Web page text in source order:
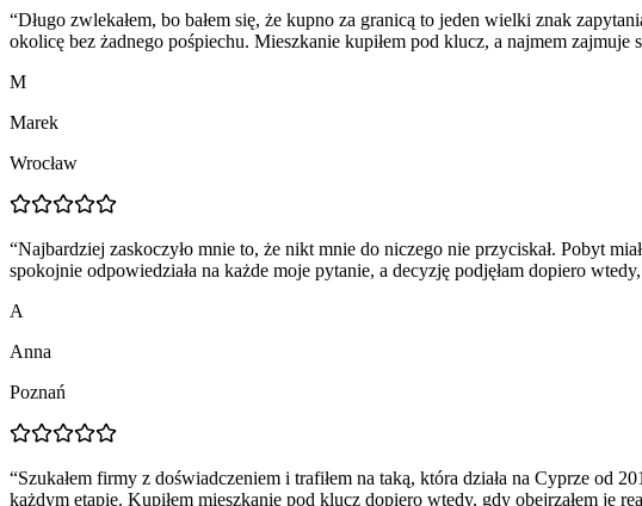
“Długo zwlekałem, bo bałem się, że kupno za granicą to jeden wielki znak
okolicę bez żadnego pośpiechu. Mieszkanie kupiłem pod klucz, a najmem
M
Marek
Wrocław
“Najbardziej zaskoczyło mnie to, że nikt mnie do niczego nie przyciskał. Pobyt
spokojnie odpowiedziała na każde moje pytanie, a decyzję podjęłam dopiero
A
Anna
Poznań
“Szukałem firmy z doświadczeniem i trafiłem na taką, która działa na Cyprze od
każdym etapie. Kupiłem mieszkanie pod klucz dopiero wtedy, gdy obejrzałem je